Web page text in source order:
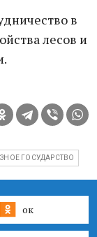
в
лесов и
ГОСУДАРСТВО
ок